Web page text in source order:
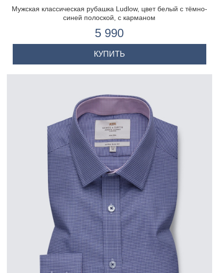
Мужская классическая рубашка Ludlow, цвет белый с тёмно-
синей полоской, с карманом
5 990
КУПИТЬ